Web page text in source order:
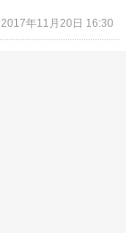
2017年11月20日 16:30